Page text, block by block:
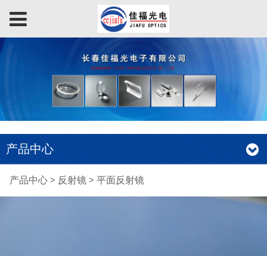
产品中心
平面反射镜
产品中心> 反射镜> 平面反射镜